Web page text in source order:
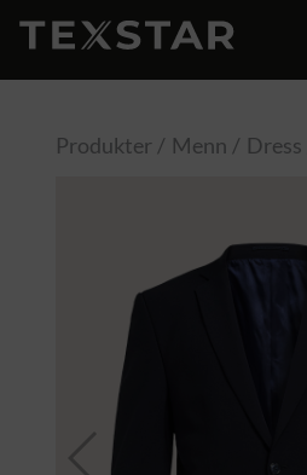
Produkter Menn Dress